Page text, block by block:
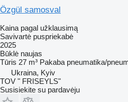
Özgül samosval
Kaina pagal užklausimą
Savivartė puspriekabė
2025
Būklė naujas
Tūris 27 m³ Pakaba pneumatika/
Ukraina, Kyiv
TOV " FRISEYLS"
Susisiekite su pardavėju